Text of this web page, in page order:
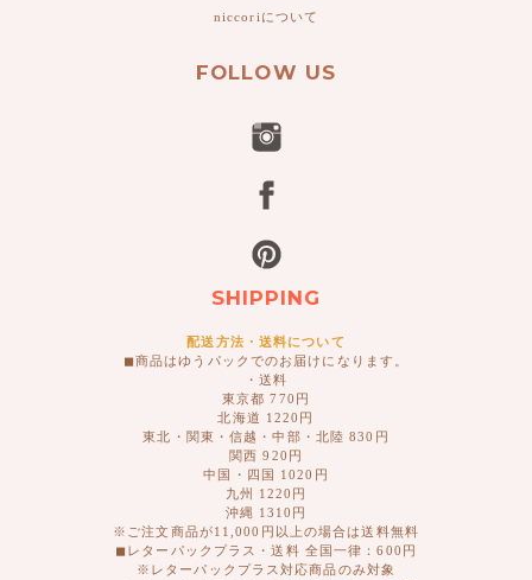
niccoriについて
FOLLOW US
SHIPPING
配送方法・送料について
◼︎商品はゆうパックでのお届けになります。
・送料
東京都 770円
北海道 1220円
東北・関東・信越・中部・北陸 830円
関西 920円
中国・四国 1020円
九州 1220円
沖縄 1310円
※ご注文商品が11,000円以上の場合は送料無料
◼︎レターパックプラス・送料 全国一律：600円
※レターパックプラス対応商品のみ対象